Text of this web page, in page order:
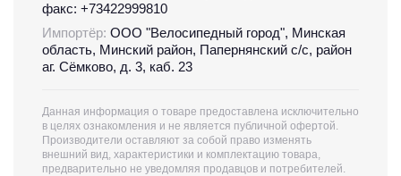
факс: +73422999810
Импортёр: ООО "Велосипедный город", Минская
область, Минский район, Папернянский с/с, район
аг. Сёмково, д. 3, каб. 23
Данная информация о товаре предоставлена исключительно
в целях ознакомления и не является публичной офертой.
Производители оставляют за собой право изменять
внешний вид, характеристики и комплектацию товара,
предварительно не уведомляя продавцов и потребителей.